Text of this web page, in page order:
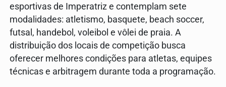
esportivas de Imperatriz e contemplam sete
modalidades: atletismo, basquete, beach soccer,
futsal, handebol, voleibol e vôlei de praia. A
distribuição dos locais de competição busca
oferecer melhores condições para atletas, equipes
técnicas e arbitragem durante toda a programação.